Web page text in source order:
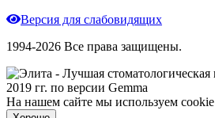
Версия для слабовидящих
1994-2026 Все права защищены.
На нашем сайте мы используем cookie